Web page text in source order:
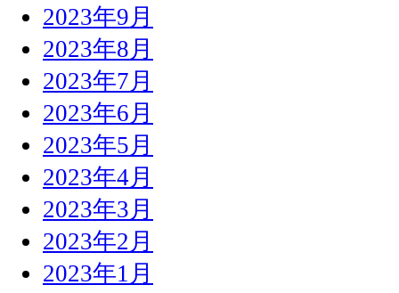
2023年9月
2023年8月
2023年7月
2023年6月
2023年5月
2023年4月
2023年3月
2023年2月
2023年1月